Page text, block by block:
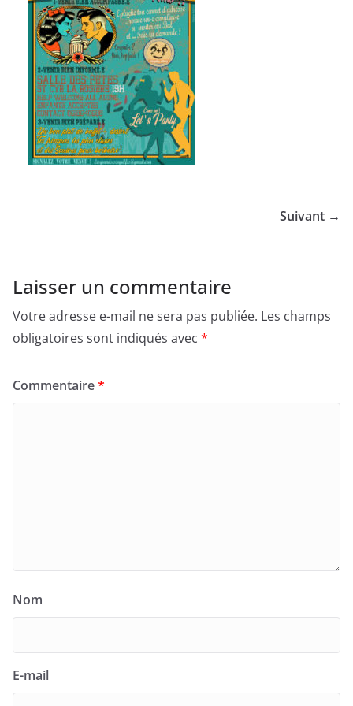
Suivant →
Laisser un commentaire
Votre adresse e-mail ne sera pas publiée. Les champs
obligatoires sont indiqués avec *
Commentaire*
Nom
E-mail